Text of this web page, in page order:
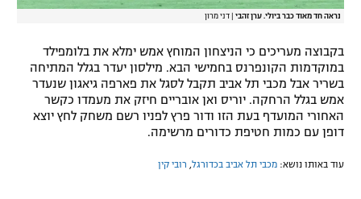
נראה חד מאוד כבר ביולי. ערן זהבי דני מרון
בקבוצה מעריכים כי הניצחון המוחץ אמש ימלא את בלומפילד
במוקדמות הקונפרנס בחמישי הבא. מילסון יעדר בגלל המתיחה
בשריר אבל מכבי תל אביב תקבל לסגל את פארפה גיאגון שנעדר
אמש בגלל הרחקה. יוריס ואן אובריים חיזק את מעמדו כקשר
האחורי המועדף בעת הזו ודור פרץ לפניו רשם משחק לחץ יוצא
דופן עם כמות חטיפת כדורים מרשימה.
עוד באותו נושא: מכבי תל אביב בכדורגל רובי קין